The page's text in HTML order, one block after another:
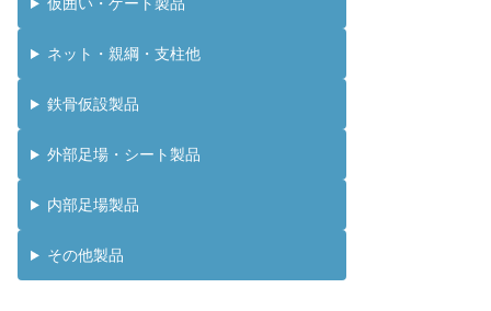
ネット・親綱・支柱他
鉄骨仮設製品
外部足場・シート製品
内部足場製品
その他製品